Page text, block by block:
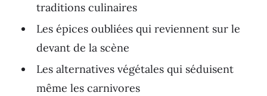
traditions culinaires
Les épices oubliées qui reviennent sur le
devant de la scène
Les alternatives végétales qui séduisent
même les carnivores